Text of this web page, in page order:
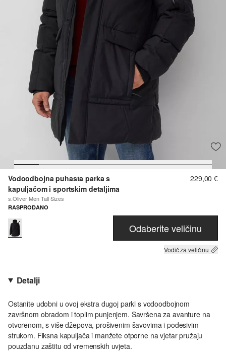
Vodoodbojna puhasta parka s
kapuljačom i sportskim detaljima
s.Oliver Men Tall Sizes
229,00 €
RASPRODANO
Odaberite veličinu
Vodič za veličinu
Detalji
Ostanite udobni u ovoj ekstra dugoj parki s vodoodbojnom
završnom obradom i toplim punjenjem. Savršena za avanture na
otvorenom, s više džepova, prošivenim šavovima i podesivim
strukom. Fiksna kapuljača i manžete otporne na vjetar pružaju
pouzdanu zaštitu od vremenskih uvjeta.